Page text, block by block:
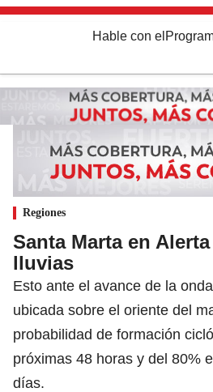
Hable con el
Regiones
Santa Marta en
lluvias
Esto ante el avance de la
ubicada sobre el oriente del
probabilidad de formación
próximas 48 horas y del 80%
días.